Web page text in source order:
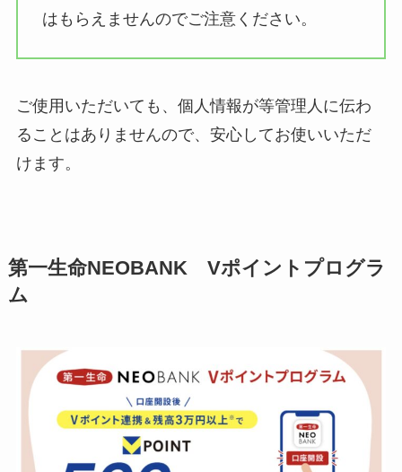
はもらえませんのでご注意ください。
ご使用いただいても、個人情報が等管理人に伝わ
ることはありませんので、安心してお使いいただ
けます。
第一生命NEOBANK Vポイントプログラ
ム